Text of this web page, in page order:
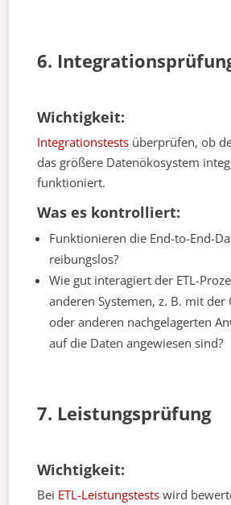
6.
Wichtigkeit:
Integrationstests überprüfen, ob
das größere Datenökosystem
funktioniert.
Was es kontrolliert:
Funktionieren die End-to-End-
reibungslos?
Wie gut interagiert der ETL-
anderen Systemen, z. B. mit der
oder anderen nachgelagerten
auf die Daten angewiesen sind?
7. Leistungsprüfung
Wichtigkeit:
Bei ETL-Leistungstests wird